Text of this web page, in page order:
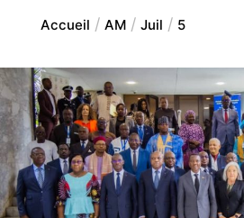
Accueil AM Juil 5